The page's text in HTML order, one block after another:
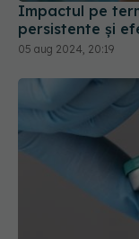
Impactul pe
persistente și
05 aug 2024, 20:19